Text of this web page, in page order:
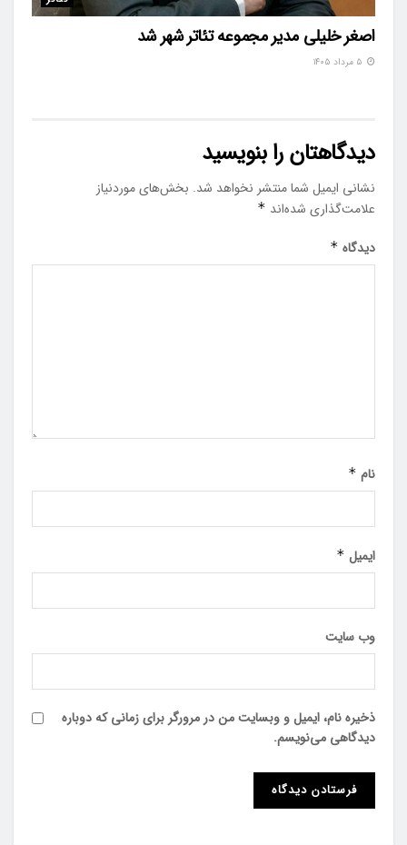
اصغر خلیلی مدیر مجموعه تئاتر شهر شد
دیدگاهتان را بنویسید
نشانی ایمیل شما منتشر نخواهد شد. بخش‌های موردنیاز
علامت‌گذاری شده‌اند *
دیدگاه *
نام *
ایمیل *
وب‌ سایت
ذخیره نام، ایمیل و وبسایت من در مرورگر برای زمانی که دوباره
دیدگاهی می‌نویسم.